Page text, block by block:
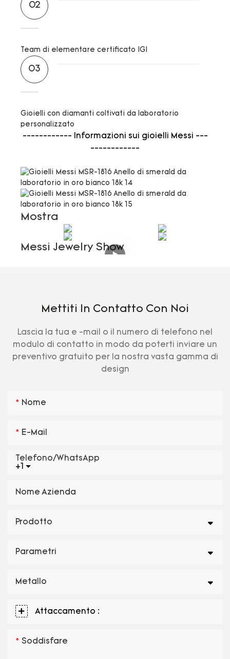
02
Team di elementare certificato IGI
03
Gioielli con diamanti coltivati ​​da laboratorio
personalizzato
------------ Informazioni sui gioielli Messi ---
------------
Mostra
Messi Jewelry Show
Mettiti In Contatto Con Noi
Lascia la tua e -mail o il numero di telefono nel
modulo di contatto in modo da poterti inviare un
preventivo gratuito per la nostra vasta gamma di
design
Nome
E-Mail
+1
Telefono/WhatsApp
Nome Azienda
Prodotto
Parametri
Metallo
Attaccamento :
Soddisfare